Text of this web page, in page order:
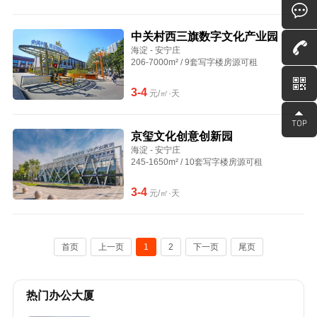
中关村西三旗数字文化产业园
海淀 - 安宁庄
206-7000m² / 9套写字楼房源可租
3-4元/㎡·天
京玺文化创意创新园
海淀 - 安宁庄
245-1650m² / 10套写字楼房源可租
3-4元/㎡·天
首页 上一页 1 2 下一页 尾页
热门办公大厦